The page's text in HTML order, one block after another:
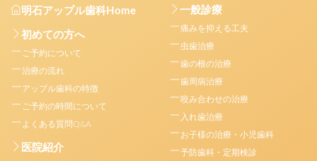
明石アップル歯科Home
初めての方へ
ご予約について
治療の流れ
アップル歯科の特徴
ご予約の時間について
よくある質問Q&A
医院紹介
一般診療
痛みを抑える工夫
虫歯治療
歯の根の治療
歯周病治療
咬み合わせの治療
入れ歯治療
お子様の治療・小児歯科
予防歯科・定期検診